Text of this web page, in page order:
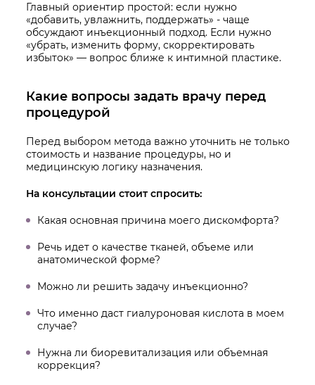
Главный ориентир простой: если нужно
«добавить, увлажнить, поддержать» - чаще
обсуждают инъекционный подход. Если нужно
«убрать, изменить форму, скорректировать
избыток» — вопрос ближе к интимной пластике.
Какие вопросы задать врачу перед
процедурой
Перед выбором метода важно уточнить не только
стоимость и название процедуры, но и
медицинскую логику назначения.
На консультации стоит спросить:
Какая основная причина моего дискомфорта?
Речь идет о качестве тканей, объеме или
анатомической форме?
Можно ли решить задачу инъекционно?
Что именно даст гиалуроновая кислота в моем
случае?
Нужна ли биоревитализация или объемная
коррекция?